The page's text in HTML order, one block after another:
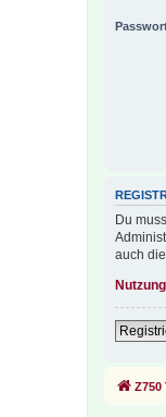
Du
auch
Z750